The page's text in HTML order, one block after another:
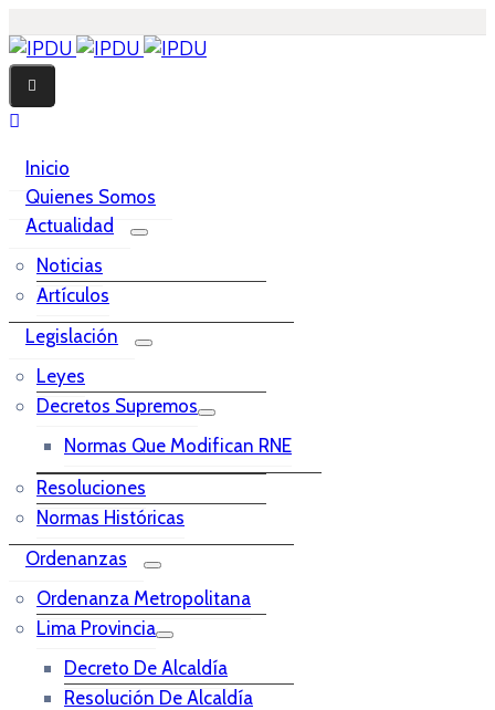
Inicio
Quienes Somos
Actualidad
Noticias
Artículos
Legislación
Leyes
Decretos Supremos
Normas Que Modifican RNE
Resoluciones
Normas Históricas
Ordenanzas
Ordenanza Metropolitana
Lima Provincia
Decreto De Alcaldía
Resolución De Alcaldía